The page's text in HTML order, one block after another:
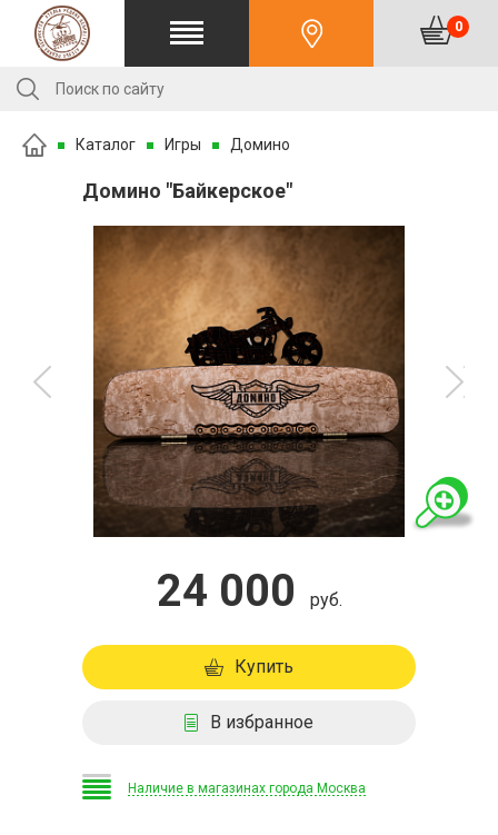
0
Каталог Игры Домино
Домино "Байкерское"
24 000 руб.
Купить
В избранное
Наличие в магазинах города Москва